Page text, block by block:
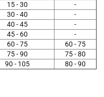
15 - 30
-
30 - 40
-
40 - 45
-
45 - 60
-
60 - 75
60 - 75
75 - 90
75 - 80
90 - 105 80 - 90